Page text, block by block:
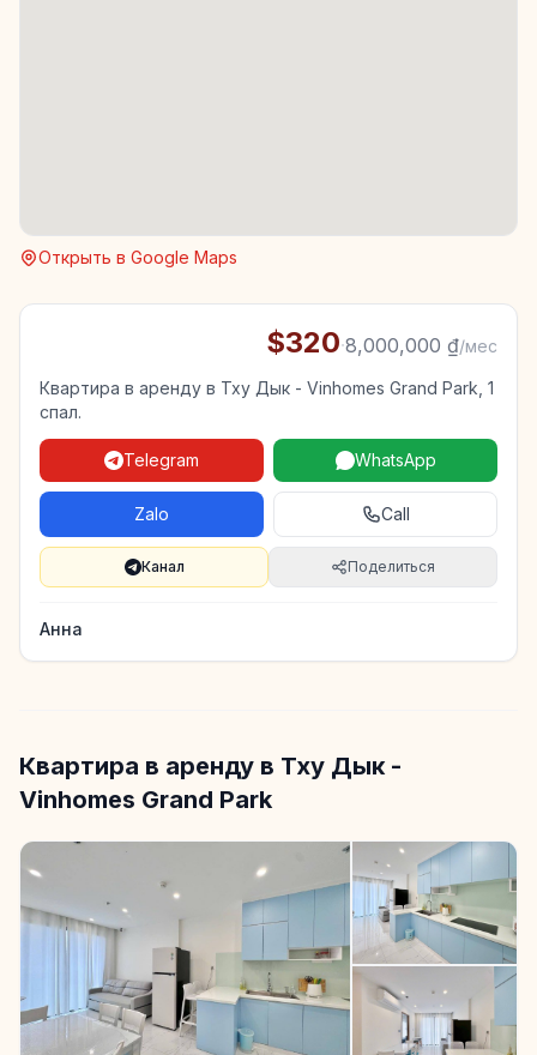
Открыть в Google Maps
$320·8,000,000 ₫/мес
Квартира в аренду в Тху Дык - Vinhomes Grand Park, 1
спал.
Telegram WhatsApp
Zalo Call
Канал Поделиться
Анна
Квартира в аренду в Тху Дык -
Vinhomes Grand Park